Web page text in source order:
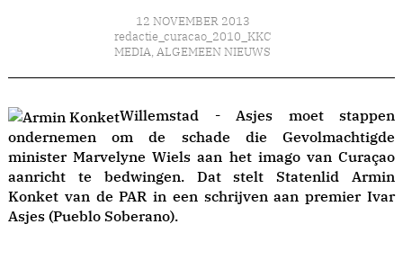
12 NOVEMBER 2013
redactie_curacao_2010_KKC
MEDIA, ALGEMEEN NIEUWS
Willemstad - Asjes moet stappen
ondernemen om de schade die Gevolmachtigde
minister Marvelyne Wiels aan het imago van Curaçao
aanricht te bedwingen. Dat stelt Statenlid Armin
Konket van de PAR in een schrijven aan premier Ivar
Asjes (Pueblo Soberano).